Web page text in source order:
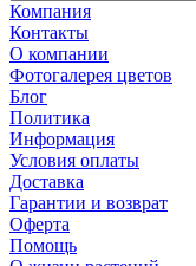
Компания
Контакты
О компании
Фотогалерея цветов
Блог
Политика
Информация
Условия оплаты
Доставка
Гарантии и возврат
Оферта
Помощь